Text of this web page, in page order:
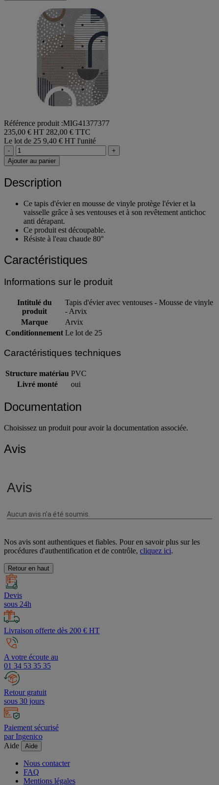
Référence produit :MIG41377377
235,00 € HT 282,00 € TTC
Le lot de 25 9,40 € HT l'unité
-
+
Ajouter au panier
Description
Ce tapis d'évier en mousse de vinyle protège l'évier et la
vaisselle grâce à ses ventouses et à son revêtement antichoc
anti dérapant.
Ce produit est découpable.
Résiste à l'eau chaude 80°
Caractéristiques
Informations sur le produit
Intitulé du
produit
Tapis d'évier avec ventouses - Mousse de vinyle
- Arvix
Marque
Arvix
Conditionnement Le lot de 25
Caractéristiques techniques
Structure matériau PVC
Livré monté
oui
Documentation
Choisissez un produit pour avoir la documentation associée.
Avis
Nos avis sont authentiques et fiables. Pour en savoir plus sur les
procédures d'authentification et de contrôle, cliquez ici.
Retour en haut
Devis
sous 24h
Livraison offerte dès 200 € HT
A votre écoute au
01 34 53 35 35
Retour gratuit
sous 30 jours
Paiement sécurisé
par Ingenico
Aide
Aide
Nous contacter
FAQ
Mentions légales